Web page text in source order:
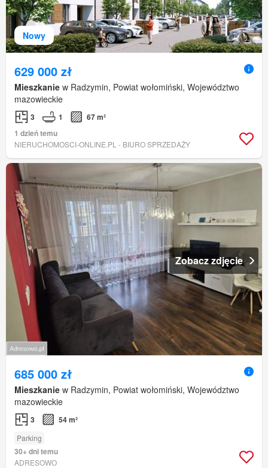
Nowy
629 000 zł
Mieszkanie w Radzymin, Powiat wołomiński, Województwo
mazowieckie
3 1
67 m²
1 dzień temu
NIERUCHOMOSCI-ONLINE.PL - BIURO SPRZEDAŻY
Zobacz zdjęcie
685 000 zł
Mieszkanie w Radzymin, Powiat wołomiński, Województwo
mazowieckie
3 54 m²
Parking
30+ dni temu
ADRESOWO